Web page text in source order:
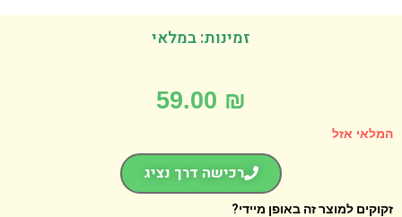
זמינות: במלאי
59.00
אזל
רכישה דרך נציג
למוצר זה באופן מיידי?